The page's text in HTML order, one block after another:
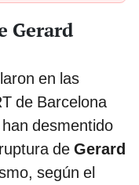
Gerard
en las
de Barcelona
desmentido
de Gerard
según el